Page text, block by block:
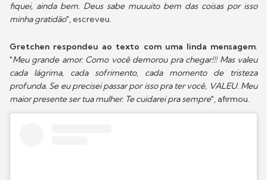
fiquei, ainda bem. Deus sabe muuuito bem das coisas por isso
minha gratidão", escreveu.
Gretchen respondeu ao texto com uma linda mensagem.
"Meu grande amor. Como você demorou pra chegar!!! Mas valeu
cada lágrima, cada sofrimento, cada momento de tristeza
profunda. Se eu precisei passar por isso pra ter você, VALEU. Meu
maior presente ser tua mulher. Te cuidarei pra sempre", afirmou.